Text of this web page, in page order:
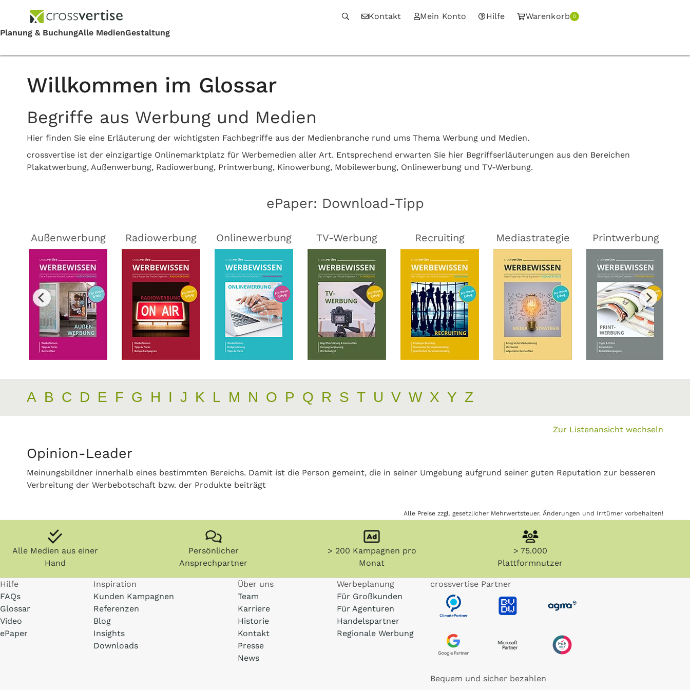
Kontakt Mein Konto Hilfe Warenkorb 0
Willkommen im Glossar
Begriffe aus Werbung und Medien
Hier finden Sie eine Erläuterung der wichtigsten Fachbegriffe aus der Medienbranche rund ums Thema Werbung und Medien.
crossvertise ist der einzigartige Onlinemarktplatz für Werbemedien aller Art. Entsprechend erwarten Sie hier Begriffserläuterungen aus den Bereichen
Plakatwerbung, Außenwerbung, Radiowerbung, Printwerbung, Kinowerbung, Mobilewerbung, Onlinewerbung und TV-Werbung.
ePaper: Download-Tipp
Außenwerbung Radiowerbung Onlinewerbung TV-Werbung Recruiting Mediastrategie Printwerbung
A B C D E F G H I J K L M N O P Q R S T U V W X Y Z
Zur Listenansicht wechseln
Opinion-Leader
Meinungsbildner innerhalb eines bestimmten Bereichs. Damit ist die Person gemeint, die in seiner Umgebung aufgrund seiner guten Reputation zur besseren
Verbreitung der Werbebotschaft bzw. der Produkte beiträgt
Alle Preise zzgl. gesetzlicher Mehrwertsteuer. Änderungen und Irrtümer vorbehalten!
Alle Medien aus einer
Hand
Persönlicher
Ansprechpartner
> 200 Kampagnen pro
Monat
> 75.000
Plattformnutzer
Hilfe
FAQs
Glossar
Video
ePaper
Inspiration
Kunden Kampagnen
Referenzen
Blog
Insights
Downloads
Über uns
Team
Karriere
Historie
Kontakt
Presse
News
Werbeplanung
Für Großkunden
Für Agenturen
Handelspartner
Regionale Werbung
crossvertise Partner
Bequem und sicher bezahlen